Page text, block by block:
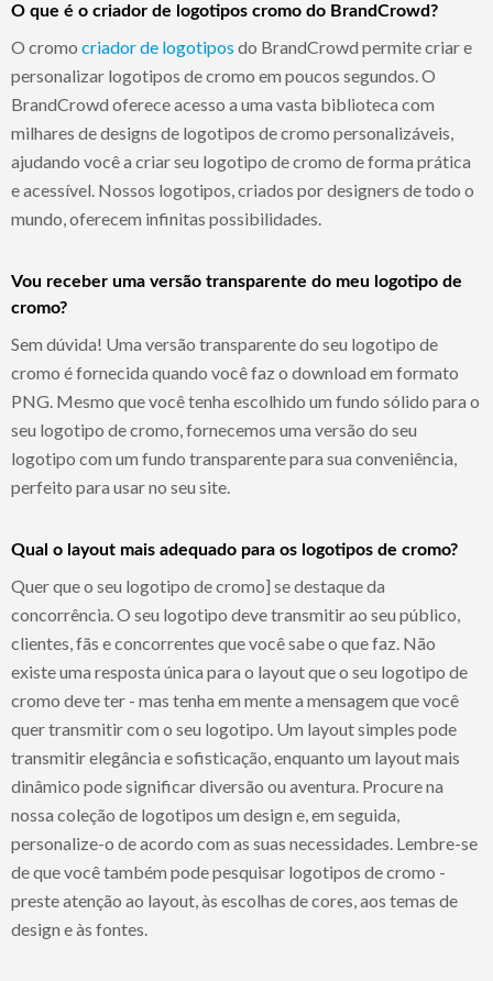
O que é o criador de logotipos cromo do BrandCrowd?
O cromo criador de logotipos do BrandCrowd permite criar e
personalizar logotipos de cromo em poucos segundos. O
BrandCrowd oferece acesso a uma vasta biblioteca com
milhares de designs de logotipos de cromo personalizáveis,
ajudando você a criar seu logotipo de cromo de forma prática
e acessível. Nossos logotipos, criados por designers de todo o
mundo, oferecem infinitas possibilidades.
Vou receber uma versão transparente do meu logotipo de
cromo?
Sem dúvida! Uma versão transparente do seu logotipo de
cromo é fornecida quando você faz o download em formato
PNG. Mesmo que você tenha escolhido um fundo sólido para o
seu logotipo de cromo, fornecemos uma versão do seu
logotipo com um fundo transparente para sua conveniência,
perfeito para usar no seu site.
Qual o layout mais adequado para os logotipos de cromo?
Quer que o seu logotipo de cromo] se destaque da
concorrência. O seu logotipo deve transmitir ao seu público,
clientes, fãs e concorrentes que você sabe o que faz. Não
existe uma resposta única para o layout que o seu logotipo de
cromo deve ter - mas tenha em mente a mensagem que você
quer transmitir com o seu logotipo. Um layout simples pode
transmitir elegância e sofisticação, enquanto um layout mais
dinâmico pode significar diversão ou aventura. Procure na
nossa coleção de logotipos um design e, em seguida,
personalize-o de acordo com as suas necessidades. Lembre-se
de que você também pode pesquisar logotipos de cromo -
preste atenção ao layout, às escolhas de cores, aos temas de
design e às fontes.